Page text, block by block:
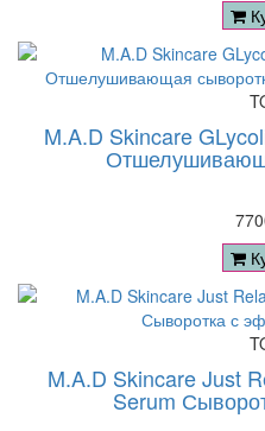
M.A.D Skincare
M.A.D Skincare Just
Serum